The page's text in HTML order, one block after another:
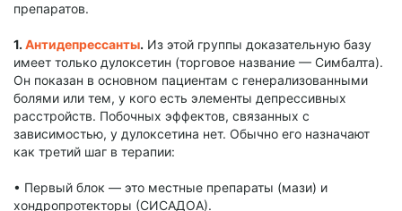
препаратов.
1. Антидепрессанты. Из этой группы доказательную базу
имеет только дулоксетин (торговое название — Симбалта).
Он показан в основном пациентам с генерализованными
болями или тем, у кого есть элементы депрессивных
расстройств. Побочных эффектов, связанных с
зависимостью, у дулоксетина нет. Обычно его назначают
как третий шаг в терапии:
• Первый блок — это местные препараты (мази) и
хондропротекторы (СИСАДОА).